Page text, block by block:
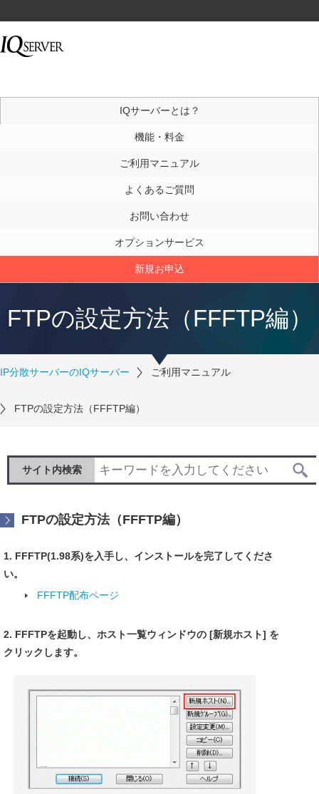
IQサーバーとは？
機能・料金
ご利用マニュアル
よくあるご質問
お問い合わせ
オプションサービス
新規お申込
FTPの設定方法（FFFTP編）
IP分散サーバーのIQサーバー ご利用マニュアル
FTPの設定方法（FFFTP編）
サイト内検索
FTPの設定方法（FFFTP編）
1. FFFTP(1.98系)を入手し、インストールを完了してくださ
い。
FFFTP配布ページ
2. FFFTPを起動し、ホスト一覧ウィンドウの [新規ホスト] を
クリックします。